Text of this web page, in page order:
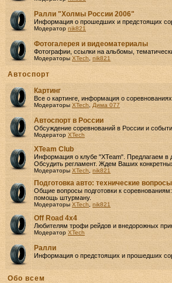
Ралли "Холмы России 2006"
Информация о прошедших и предстоящих
Модератор nik821
Фотогалерея и видеоматериалы
Фотографии, ссылки на альбомы,
Модераторы XTech nik821
Автоспорт
Картинг
Все о картинге, информация о
Модераторы XTech Дима 077
Автоспорт в России
Обсуждение соревнований в России и
Модератор XTech
XTeam Club
Информация о клубе "XTeam". Предлагаем в
Обсудить регламент. Ждем Ваших
Модераторы XTech nik821
Подготовка авто: технические
Общие вопросы подготовки к
помощь штурману.
Модераторы XTech nik821
Off Road 4х4
Любителям трофи рейдов и внедорожных
Модератор XTech
Ралли
Информация о предстоящих и прошедших
Oбо всем